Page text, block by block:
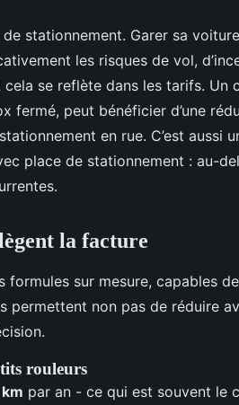
stationnement. Garer sa
les risques de vol,
se reflète dans les tarifs. Un
fermé, peut bénéficier d’une
en rue. C’est aussi
place de stationnement : au-
la facture
formules sur mesure, capables
permettent non pas de réduire
rouleurs
par an - ce qui est souvent le